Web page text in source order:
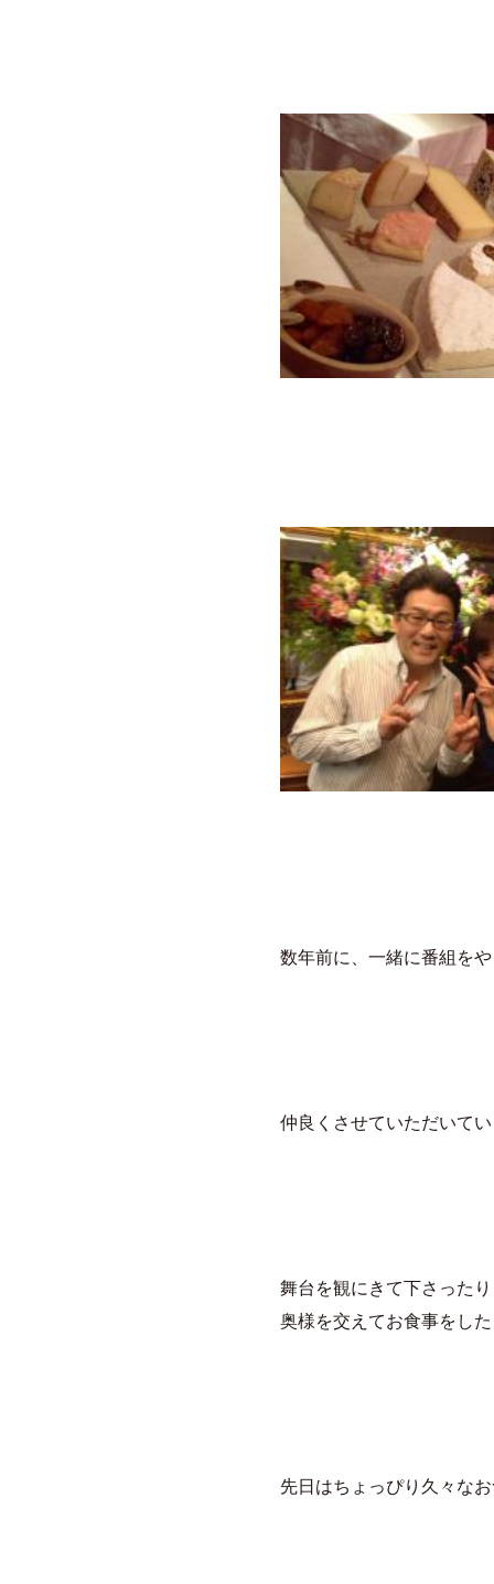
数年前に、一緒に番組を
仲良くさせていただいて
舞台を観にきて下さったり
奥様を交えてお食事をし
先日はちょっぴり久々な